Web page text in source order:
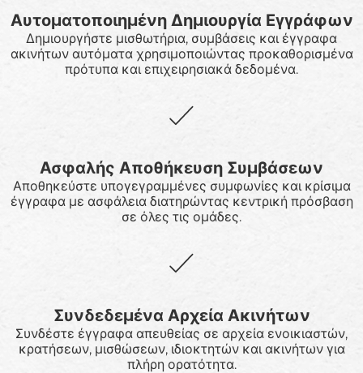
Αυτοματοποιημένη Δημιουργία Εγγράφων
Δημιουργήστε μισθωτήρια, συμβάσεις και έγγραφα
ακινήτων αυτόματα χρησιμοποιώντας προκαθορισμένα
πρότυπα και επιχειρησιακά δεδομένα.
Ασφαλής Αποθήκευση Συμβάσεων
Αποθηκεύστε υπογεγραμμένες συμφωνίες και κρίσιμα
έγγραφα με ασφάλεια διατηρώντας κεντρική πρόσβαση
σε όλες τις ομάδες.
Συνδεδεμένα Αρχεία Ακινήτων
Συνδέστε έγγραφα απευθείας σε αρχεία ενοικιαστών,
κρατήσεων, μισθώσεων, ιδιοκτητών και ακινήτων για
πλήρη ορατότητα.